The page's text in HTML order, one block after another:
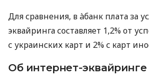
Для сравнения, в àбанк плата за
эквайринга составляет 1,2% от
с украинских карт и 2% с карт
Об интернет-эквайринге